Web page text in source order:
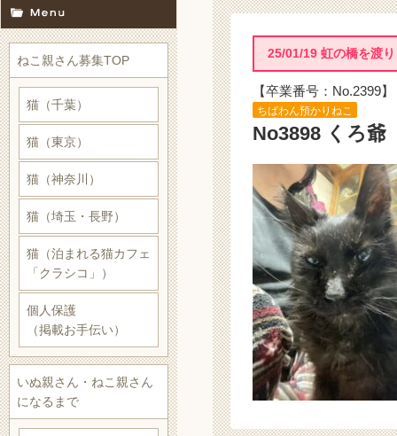
25/01/19 虹の橋を渡
【卒業番号：No.2399】
ちばわん預かりねこ
No3898 くろ
ねこ親さん募集TOP
猫（千葉）
猫（東京）
猫（神奈川）
猫（埼玉・長野）
猫（泊まれる猫カフェ
「クラシコ」）
個人保護
（掲載お手伝い）
いぬ親さん・ねこ親さん
になるまで